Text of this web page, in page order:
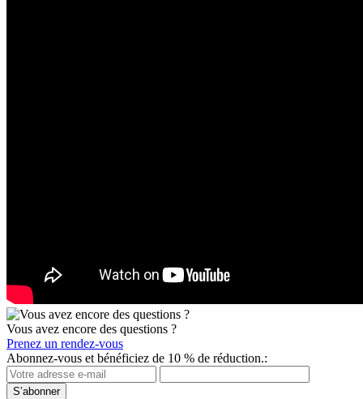
Vous avez encore des questions ?
Prenez un rendez-vous
Abonnez-vous et bénéficiez de 10 % de réduction.:
S’abonner